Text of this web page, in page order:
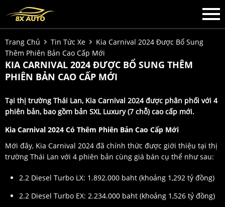
Trang Chủ Tin Tức Xe
Kia Carnival 2024 Được Bổ Sung
Thêm Phiên Bản Cao Cấp Mới
KIA CARNIVAL 2024 ĐƯỢC BỔ SUNG THÊM
PHIÊN BẢN CAO CẤP MỚI
Tại thị trường Thái Lan, Kia Carnival 2024 được phân phối với 4
phiên bản, bao gồm bản SXL Luxury (7 chỗ) cao cấp mới.
Kia Carnival 2024 Có Thêm Phiên Bản Cao Cấp Mới
Mới đây, Kia Carnival 2024 đã chính thức được giới thiệu tại thị
trường Thái Lan với 4 phiên bản cùng giá bán cụ thể như sau:
2.2 Diesel Turbo LX: 1.892.000 baht (khoảng 1,292 tỷ đồng)
2.2 Diesel Turbo EX: 2.234.000 baht (khoảng 1,526 tỷ đồng)